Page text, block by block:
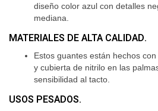
diseño color azul con detalles
mediana.
MATERIALES DE ALTA CALIDAD.
Estos guantes están hechos
y cubierta de nitrilo en las
sensibilidad al tacto.
USOS PESADOS.